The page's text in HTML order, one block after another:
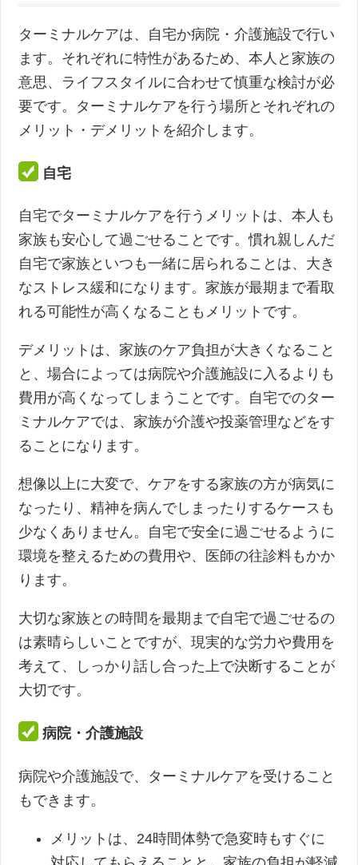
ターミナルケアは、自宅か病院・介護施設で行い
ます。それぞれに特性があるため、本人と家族の
意思、ライフスタイルに合わせて慎重な検討が必
要です。ターミナルケアを行う場所とそれぞれの
メリット・デメリットを紹介します。
自宅
自宅でターミナルケアを行うメリットは、本人も
家族も安心して過ごせることです。慣れ親しんだ
自宅で家族といつも一緒に居られることは、大き
なストレス緩和になります。家族が最期まで看取
れる可能性が高くなることもメリットです。
デメリットは、家族のケア負担が大きくなること
と、場合によっては病院や介護施設に入るよりも
費用が高くなってしまうことです。自宅でのター
ミナルケアでは、家族が介護や投薬管理などをす
ることになります。
想像以上に大変で、ケアをする家族の方が病気に
なったり、精神を病んでしまったりするケースも
少なくありません。自宅で安全に過ごせるように
環境を整えるための費用や、医師の往診料もかか
ります。
大切な家族との時間を最期まで自宅で過ごせるの
は素晴らしいことですが、現実的な労力や費用を
考えて、しっかり話し合った上で決断することが
大切です。
病院・介護施設
病院や介護施設で、ターミナルケアを受けること
もできます。
メリットは、24時間体勢で急変時もすぐに